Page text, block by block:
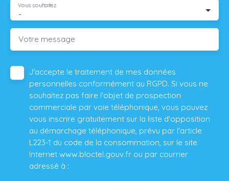
-
Vous souhaitez
Votre message
J'accepte le traitement de mes données
personnelles conformément au RGPD. Si vous ne
souhaitez pas faire l'objet de prospection
commerciale par voie téléphonique, vous pouvez
vous inscrire gratuitement sur la liste d'opposition
au démarchage téléphonique, prévu par l'article
L223-1 du code de la consommation, sur le site
Internet www.bloctel.gouv.fr ou par courrier
adressé à :